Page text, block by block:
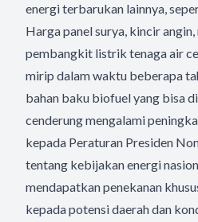
energi terbarukan lainnya,
Harga panel surya, kincir
pembangkit listrik tenaga air
mirip dalam waktu beberapa
bahan baku biofuel yang bisa
cenderung mengalami
kepada Peraturan Presiden
tentang kebijakan energi
mendapatkan penekanan
kepada potensi daerah dan